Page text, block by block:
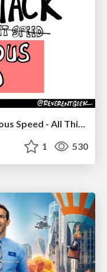
JAMstack: Web Apps at Ludicrous Speed - All Things Open 2022
1 530